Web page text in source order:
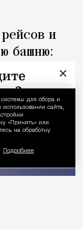
для сбора и
сайта,
«Принять» или
на обработку
Подробнее
и
башню:
×